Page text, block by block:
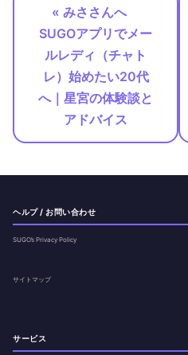
« みささんへ
SUGOアプリでメー
ルレディ（チャト
レ）始めたい20代
へ｜星宮の体験談と
アドバイス
ヘルプ / お問い合わせ
SUGO’s Privacy Policy
サイトマップ
サービス